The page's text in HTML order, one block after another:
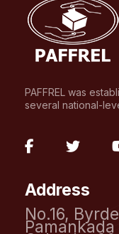
PAFFREL was
several national-
facebook-
f
fab
twitter
Address
No.16,
Pamankada